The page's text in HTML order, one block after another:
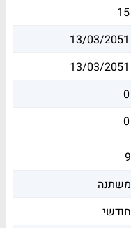
15
13/03/2051
13/03/2051
0
0
9
משתנה
חודשי